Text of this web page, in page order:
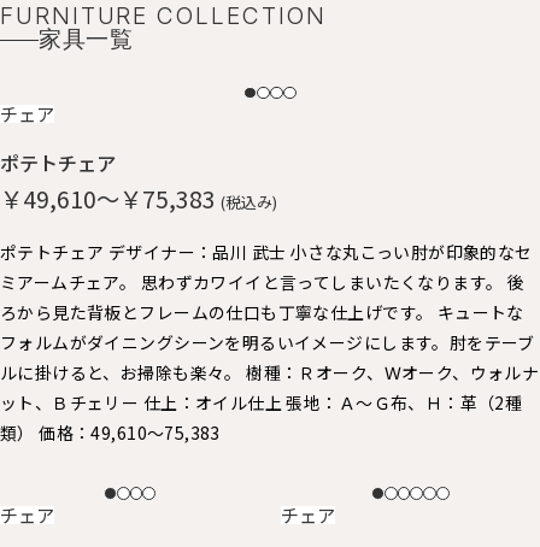
FURNITURE COLLECTION
家具一覧
NEW
チェア
ポテトチェア
￥49,610～￥75,383 (税込み)
ポテトチェア デザイナー：品川 武士 小さな丸こっい肘が印象的なセ
ミアームチェア。 思わずカワイイと言ってしまいたくなります。 後
ろから見た背板とフレームの仕口も丁寧な仕上げです。 キュートな
フォルムがダイニングシーンを明るいイメージにします。 ​肘をテーブ
ルに掛けると、お掃除も楽々。 樹種：Ｒオーク、Ｗオーク、ウォルナ
ット、Ｂチェリー 仕上：オイル仕上 張地：Ａ～Ｇ布、Ｈ：革（2種
類） 価格：49,610～75,383
NEW
チェア NEW
チェア